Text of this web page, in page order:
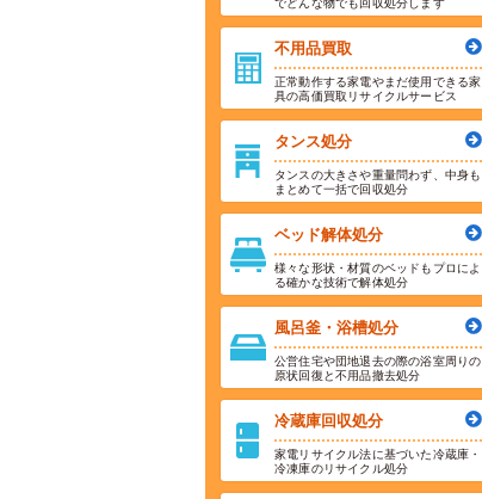
不用品買取
正常動作する家電やまだ使用できる家
具の高価買取リサイクルサービス
タンス処分
タンスの大きさや重量問わず、中身も
まとめて一括で回収処分
ベッド解体処分
様々な形状・材質のベッドもプロによ
る確かな技術で解体処分
風呂釜・浴槽処分
公営住宅や団地退去の際の浴室周りの
原状回復と不用品撤去処分
冷蔵庫回収処分
家電リサイクル法に基づいた冷蔵庫・
冷凍庫のリサイクル処分